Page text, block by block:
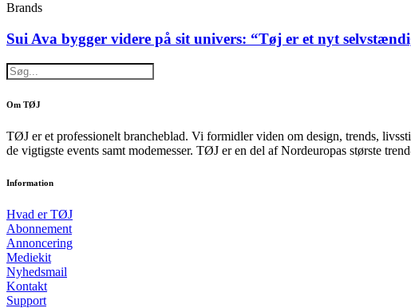
Brands
Sui Ava bygger videre på sit univers: “Tøj er et nyt
Om TØJ
TØJ er et professionelt brancheblad. Vi formidler viden om design, trends,
de vigtigste events samt modemesser. TØJ er en del af Nordeuropas største
Information
Hvad er TØJ
Abonnement
Annoncering
Mediekit
Nyhedsmail
Kontakt
Support